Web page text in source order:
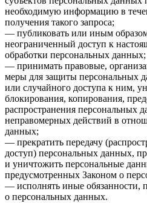
необходимую информацию в
получения такого запроса;
— публиковать или иным
неограниченный доступ к
обработки персональных данных;
— принимать правовые,
меры для защиты персональных
или случайного доступа к ним,
блокирования, копирования,
распространения персональных
неправомерных действий в
данных;
— прекратить передачу
доступ) персональных данных,
и уничтожить персональные
предусмотренных Законом о
— исполнять иные обязанности,
о персональных данных.